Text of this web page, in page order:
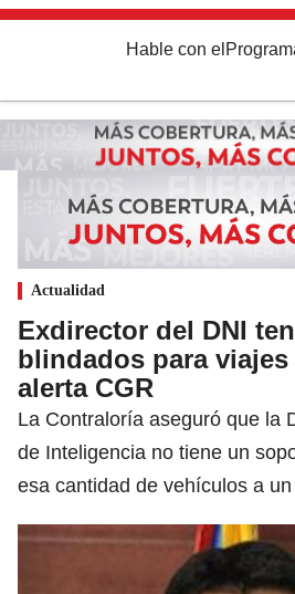
Hable con el
Actualidad
Exdirector del DNI
blindados para
alerta CGR
La Contraloría aseguró que la
de Inteligencia no tiene un
esa cantidad de vehículos a